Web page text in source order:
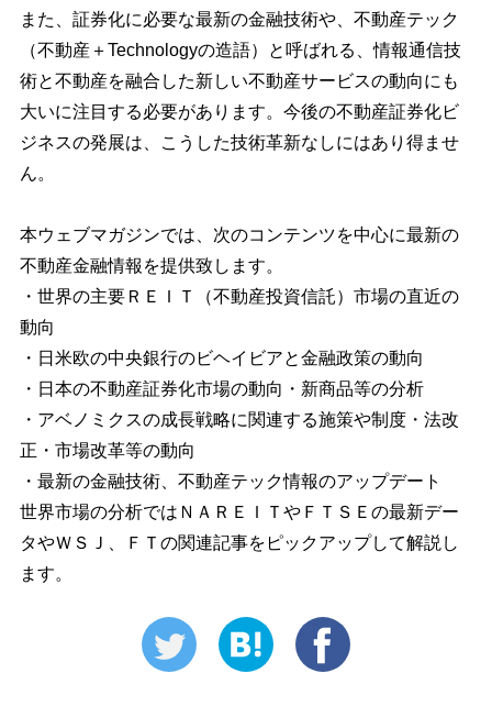
また、証券化に必要な最新の金融技術や、不動産テック
（不動産＋Technologyの造語）と呼ばれる、情報通信技
術と不動産を融合した新しい不動産サービスの動向にも
大いに注目する必要があります。今後の不動産証券化ビ
ジネスの発展は、こうした技術革新なしにはあり得ませ
ん。
本ウェブマガジンでは、次のコンテンツを中心に最新の
不動産金融情報を提供致します。
・世界の主要ＲＥＩＴ（不動産投資信託）市場の直近の
動向
・日米欧の中央銀行のビヘイビアと金融政策の動向
・日本の不動産証券化市場の動向・新商品等の分析
・アベノミクスの成長戦略に関連する施策や制度・法改
正・市場改革等の動向
・最新の金融技術、不動産テック情報のアップデート
世界市場の分析ではＮＡＲＥＩＴやＦＴＳＥの最新デー
タやＷＳＪ、ＦＴの関連記事をピックアップして解説し
ます。